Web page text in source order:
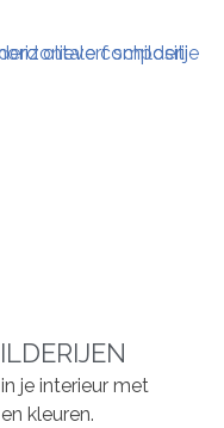
je interieur met
kleuren.